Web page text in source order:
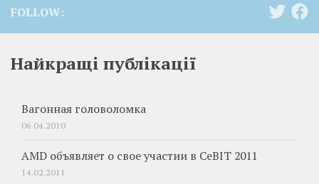
FOLLOW:
Найкращі публікації
Вагонная головоломка
06.04.2010
AMD объявляет о свое участии в CeBIT 2011
14.02.2011